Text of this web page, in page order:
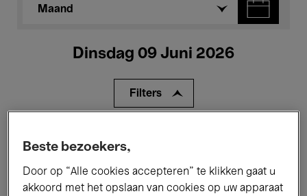
Maand
Dinsdag 09 Juni 2026
Filters
Tentoonstellingen Films
Beste bezoekers,
Door op “Alle cookies accepteren” te klikken gaat u
akkoord met het opslaan van cookies op uw apparaat